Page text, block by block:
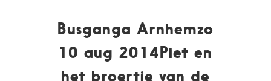
Busganga Arnhemzo
10 aug 2014Piet en
het broertje van de